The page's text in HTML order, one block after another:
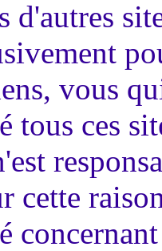
d'autres
vous
tous ces
cette